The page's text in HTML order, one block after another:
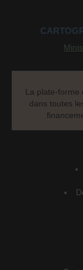
La plate-forme
dans toutes